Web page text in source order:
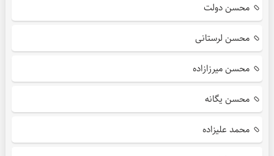
محسن دولت
محسن لرستانی
محسن میرزازاده
محسن یگانه
محمد علیزاده